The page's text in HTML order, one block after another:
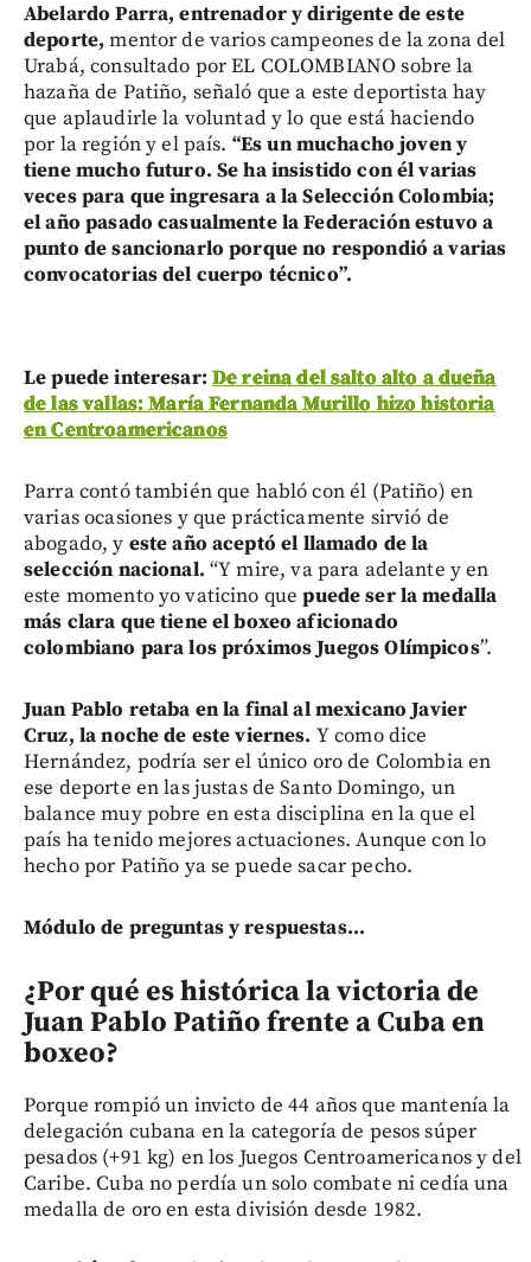
Abelardo Parra, entrenador y dirigente de este
deporte, mentor de varios campeones de la zona del
Urabá, consultado por EL COLOMBIANO sobre la
hazaña de Patiño, señaló que a este deportista hay
que aplaudirle la voluntad y lo que está haciendo
por la región y el país. “Es un muchacho joven y
tiene mucho futuro. Se ha insistido con él varias
veces para que ingresara a la Selección Colombia;
el año pasado casualmente la Federación estuvo a
punto de sancionarlo porque no respondió a varias
convocatorias del cuerpo técnico”.
Le puede interesar: De reina del salto alto a dueña
de las vallas: María Fernanda Murillo hizo historia
en Centroamericanos
Parra contó también que habló con él (Patiño) en
varias ocasiones y que prácticamente sirvió de
abogado, y este año aceptó el llamado de la
selección nacional. “Y mire, va para adelante y en
este momento yo vaticino que puede ser la medalla
más clara que tiene el boxeo aficionado
colombiano para los próximos Juegos Olímpicos”.
Juan Pablo retaba en la final al mexicano Javier
Cruz, la noche de este viernes. Y como dice
Hernández, podría ser el único oro de Colombia en
ese deporte en las justas de Santo Domingo, un
balance muy pobre en esta disciplina en la que el
país ha tenido mejores actuaciones. Aunque con lo
hecho por Patiño ya se puede sacar pecho.
Módulo de preguntas y respuestas...
¿Por qué es histórica la victoria de
Juan Pablo Patiño frente a Cuba en
boxeo?
Porque rompió un invicto de 44 años que mantenía la
delegación cubana en la categoría de pesos súper
pesados (+91 kg) en los Juegos Centroamericanos y del
Caribe. Cuba no perdía un solo combate ni cedía una
medalla de oro en esta división desde 1982.